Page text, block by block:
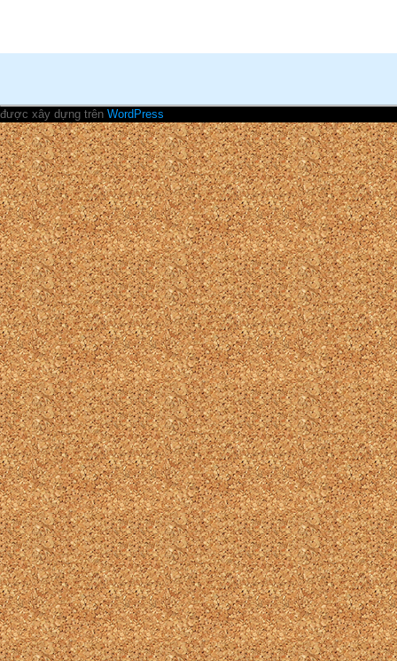
được xây dựng trên WordPress